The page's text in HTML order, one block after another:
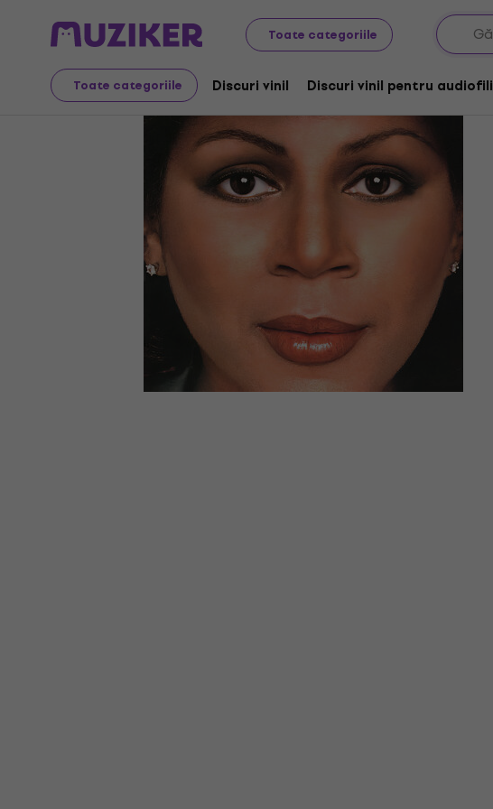
Toate categoriile
Toate categoriile Discuri vinil Discuri vinil pentru audiofili
Discuri LP și CD-uri CD-uri muzica
Video